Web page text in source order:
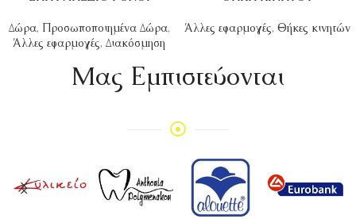
Δώρα, Προσωποποιημένα Δώρα,
Άλλες εφαρμογές, Διακόσμηση
Άλλες εφαρμογές, Θήκες κινητών
Mας Εμπιστεύονται